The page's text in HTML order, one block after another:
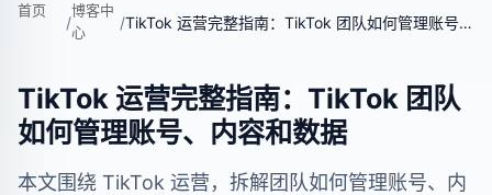
首页
/
博客中
心
/ TikTok 运营完整指南：TikTok 团队如何管理账号、内容和数据
TikTok 运营完整指南：TikTok 团队
如何管理账号、内容和数据
本文围绕 TikTok 运营，拆解团队如何管理账号、内